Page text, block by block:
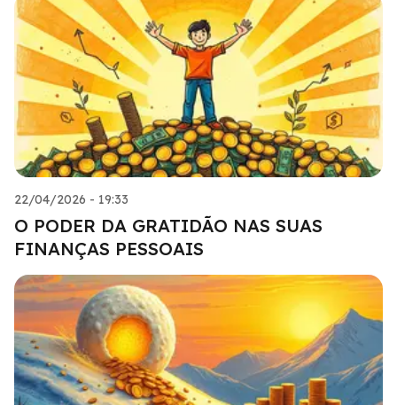
22/04/2026 - 19:33
O PODER DA GRATIDÃO NAS SUAS
FINANÇAS PESSOAIS